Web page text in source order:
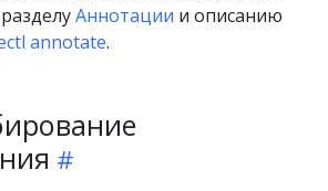
Аннотации и описанию
annotate.